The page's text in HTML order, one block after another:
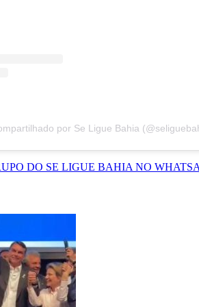
por Se Ligue Bahia
DO SE LIGUE BAHIA NO